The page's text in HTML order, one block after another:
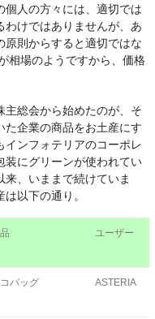
個人の方々には、適切では
わけではありませんが、あ
原則からすると適切ではな
相場のようですから、価格
主総会から始めたのが、そ
た企業の商品をお土産にす
インフォテリアのコーポレ
装にグリーンが使われてい
、いままで続けていま
以下の通り。
ユーザー
バッグ ASTERIA